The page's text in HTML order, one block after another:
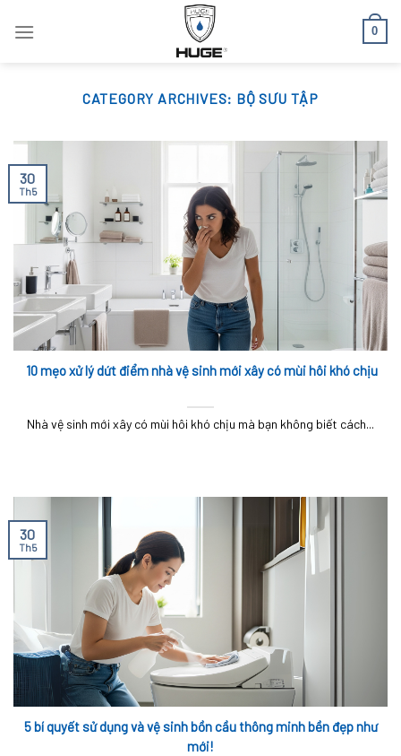
0
CATEGORY ARCHIVES: BỘ SƯU TẬP
10 mẹo xử lý dứt điểm nhà vệ sinh mới xây có mùi hôi khó chịu
Nhà vệ sinh mới xây có mùi hôi khó chịu mà bạn không biết cách...
30
Th5
5 bí quyết sử dụng và vệ sinh bồn cầu thông minh bền đẹp như
mới!
30
Th5